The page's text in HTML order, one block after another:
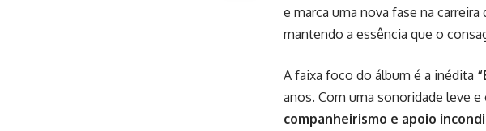
e marca uma nova fase na
mantendo a essência que o
A faixa foco do álbum é a inédita
anos. Com uma sonoridade leve
companheirismo e apoio